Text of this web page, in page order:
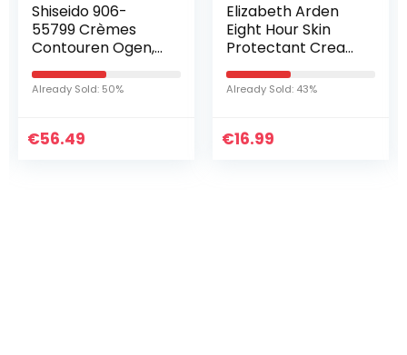
Shiseido 906-
55799 Crèmes
Contouren Ogen,
15ml (pak van
1),Veelkleurig
Already Sold: 50%
€56.49
Elizabeth Arden
Eight Hour Skin
Protectant Cream
parfumvrij, 50 ml
Already Sold: 43%
€16.99